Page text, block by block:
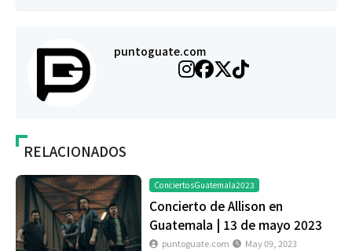
puntoguate.com
RELACIONADOS
ConciertosGuatemala2023
Concierto de Allison en
Guatemala | 13 de mayo 2023
puntoguate.com May 09, 2023